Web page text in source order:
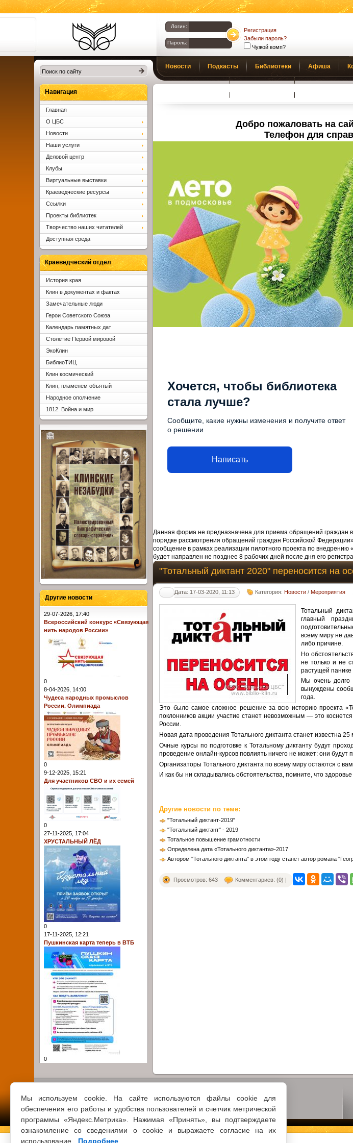
Мы используем cookie. На сайте используются файлы cookie для
обеспечения его работы и удобства пользователей и счетчик метрической
программы «Яндекс.Метрика». Нажимая «Принять», вы подтверждаете
ознакомление со сведениями о cookie и выражаете согласие на их
использование.
Подробнее
Библиотеки
Клина. Клинская
ЦБС.
Логин:
Пароль:
Регистрация
Забыли пароль?
Чужой комп?
Новости Подкасты Библиотеки Афиша
Добро пожаловать на
Телефон для
Хочется, чтобы библиотека
стала лучше?
Сообщите, какие нужны изменения и получите ответ
о решении
Написать
Данная форма не предназначена для приема обращений граждан
порядке рассмотрения обращений граждан Российской
сообщение в рамках реализации пилотного проекта по
будет направлен не позднее 8 рабочих дней после дня его
"Тотальный диктант 2020" переносится на
Дата: 17-03-2020, 11:13 Категория:Новости /Мероприятия
Тотальный
главный
всему миру не
либо причине.
Но
не только и не
растущей панике
Мы очень долго
вынуждены
года.
Это было самое сложное решение за всю историю проекта
поклонников акции участие станет невозможным― это
России.
Новая дата проведения Тотального диктанта станет известна 25
Очные курсы по подготовке к Тотальному диктанту будут
проведение онлайн-курсов повлиять ничего не может: они будут
Организаторы Тотального диктанта по всему миру остаются с
И как бы ни складывались обстоятельства, помните, что
Другие новости по теме:
"Тотальный диктант-2019"
"Тотальный диктант" - 2019
Тотальное повышение грамотности
Определена дата «Тотального диктанта»-2017
Автором "Тотального диктанта" в этом году станет автор романа
Просмотров: 643 Комментариев: (0) |
Навигация
Главная
О ЦБС
Новости
Наши услуги
Деловой центр
Клубы
Виртуальные выставки
Краеведческие ресурсы
Ссылки
Проекты библиотек
Творчество наших читателей
Доступная среда
Краеведческий отдел
История края
Клин в документах и фактах
Замечательные люди
Герои Советского Союза
Календарь памятных дат
Столетие Первой мировой
ЭкоКлин
БиблиоТИЦ
Клин космический
Клин, пламенем объятый
Народное ополчение
1812. Война и мир
Другие новости
29-07-2026, 17:40
Всероссийский конкурс «Связующая
нить народов России»
0
8-04-2026, 14:00
Чудеса народных промыслов
России. Олимпиада
0
9-12-2025, 15:21
Для участников СВО и их семей
0
27-11-2025, 17:04
ХРУСТАЛЬНЫЙ ЛЁД
0
17-11-2025, 12:21
Пушкинская карта теперь в ВТБ
0